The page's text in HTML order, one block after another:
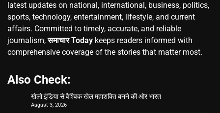
latest updates on national, international, business, politics,
sports, technology, entertainment, lifestyle, and current
affairs. Committed to timely, accurate, and reliable
journalism,समाचार Today keeps readers informed with
comprehensive coverage of the stories that matter most.
Also Check:
खेलो इंडिया से वैश्विक खेल महाशक्ति बनने की ओर भारत
August 3, 2026